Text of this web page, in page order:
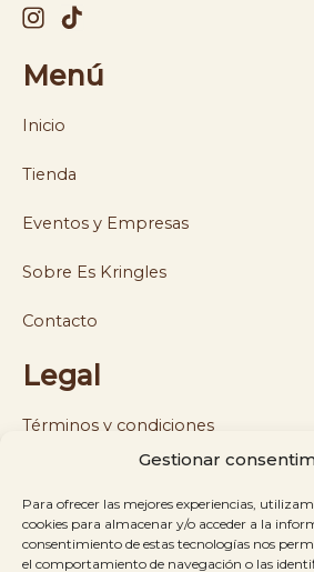
Gestionar
Para ofrecer las mejores experiencias,
cookies para almacenar y/o acceder a la
consentimiento de estas tecnologías nos
el comportamiento de navegación o las
Menú
Inicio
Tienda
Eventos y Empresas
Sobre Es Kringles
Contacto
Legal
Términos y condiciones
Política de envíos y reembolsos